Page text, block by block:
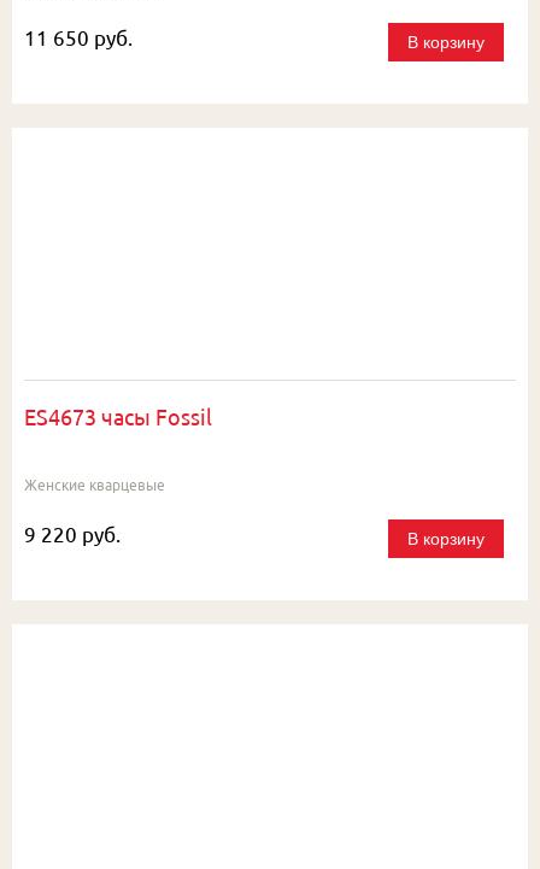
11 650 руб. В корзину
ES4673 часы Fossil
Женские кварцевые
9 220 руб. В корзину